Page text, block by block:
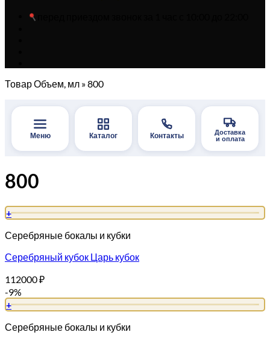
Товар Объем, мл »800
Меню Каталог Контакты
Доставка
и оплата
800
+
Серебряные бокалы и кубки
Серебряный кубок Царь кубок
112000₽
-9%
+
Серебряные бокалы и кубки